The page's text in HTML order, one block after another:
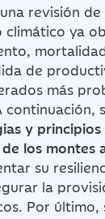
revisión
ya
de
más
continuación,
y principios
los montes
su
la
Por último,